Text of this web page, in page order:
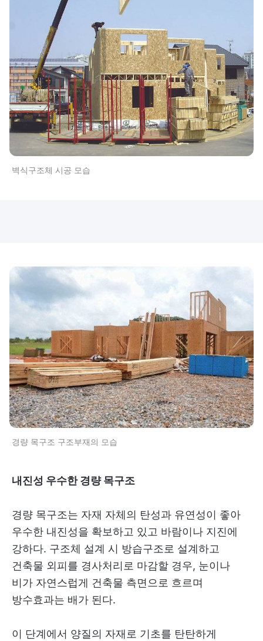
벽식구조체 시공 모습
경량 목구조 구조부재의 모습
내진성 우수한 경량 목구조
경량 목구조는 자재 자체의 탄성과 유연성이 좋아
우수한 내진성을 확보하고 있고 바람이나 지진에
강하다. 구조체 설계 시 방습구조로 설계하고
건축물 외피를 경사처리로 마감할 경우, 눈이나
비가 자연스럽게 건축물 측면으로 흐르며
방수효과는 배가 된다.
이 단계에서 양질의 자재로 기초를 탄탄하게